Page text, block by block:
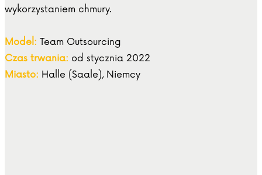
wykorzystaniem chmury.
Model: Team Outsourcing
Czas trwania: od stycznia 2022
Miasto: Halle (Saale), Niemcy